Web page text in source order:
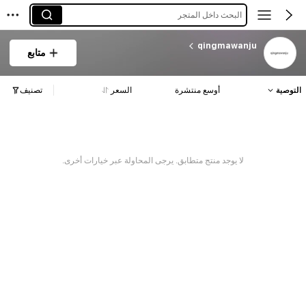
البحث داخل المتجر
qingmawanju
متابع
التوصية أوسع منتشرة السعر تصنيف
لا يوجد منتج متطابق. يرجى المحاولة عبر خيارات أخرى.